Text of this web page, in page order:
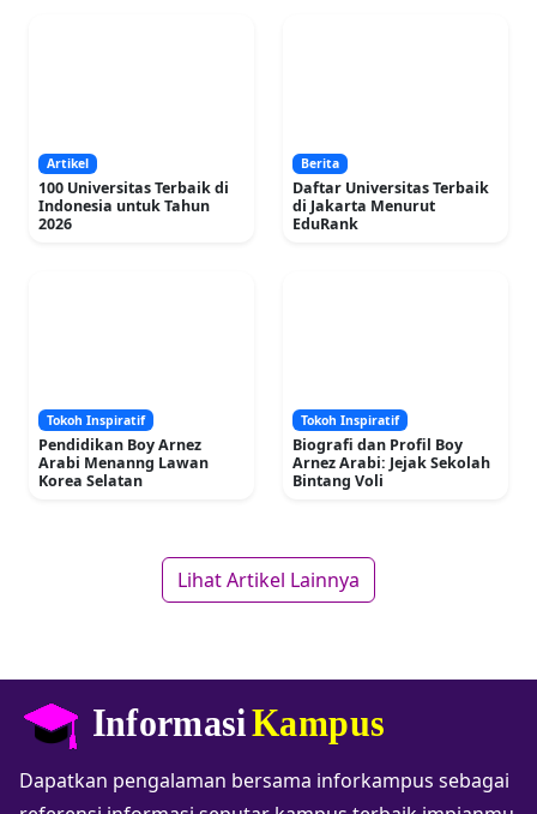
Artikel
100 Universitas Terbaik di
Indonesia untuk Tahun
2026
Berita
Daftar Universitas Terbaik
di Jakarta Menurut
EduRank
Tokoh Inspiratif
Pendidikan Boy Arnez
Arabi Menanng Lawan
Korea Selatan
Tokoh Inspiratif
Biografi dan Profil Boy
Arnez Arabi: Jejak Sekolah
Bintang Voli
Lihat Artikel Lainnya
Dapatkan pengalaman bersama inforkampus sebagai